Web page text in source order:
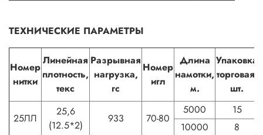
ТЕХНИЧЕСКИЕ ПАРАМЕТРЫ
Номер
нитки
Линейная
плотность,
текс
Разрывная
нагрузка,
гс
Номер
игл
Длина
намотки,
м.
Упаковка
торговая,
шт.
25ЛЛ
25,6
(12.5*2)
933 70-80
5000
15
10000
8